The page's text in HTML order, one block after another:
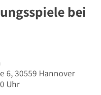
bei
6, 30559 Hannover
Uhr